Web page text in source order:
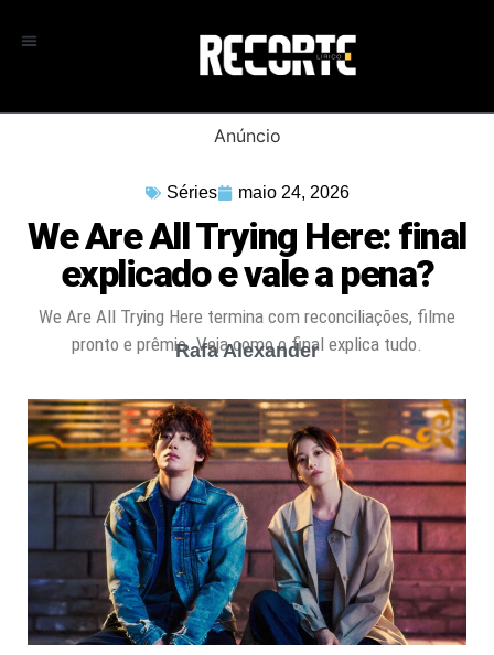
Anúncio
Séries maio 24, 2026
We Are All Trying Here: final
explicado e vale a pena?
We Are All Trying Here termina com reconciliações, filme
pronto e prêmio. Veja como o final explica tudo.
Rafa Alexander